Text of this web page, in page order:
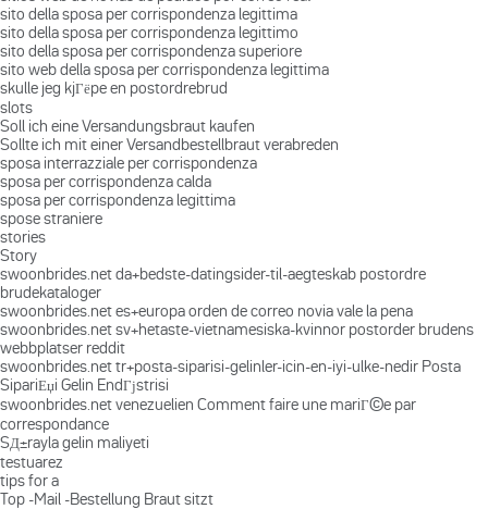
sito della sposa per corrispondenza legittima
sito della sposa per corrispondenza legittimo
sito della sposa per corrispondenza superiore
sito web della sposa per corrispondenza legittima
skulle jeg kjГёpe en postordrebrud
slots
Soll ich eine Versandungsbraut kaufen
Sollte ich mit einer Versandbestellbraut verabreden
sposa interrazziale per corrispondenza
sposa per corrispondenza calda
sposa per corrispondenza legittima
spose straniere
stories
Story
swoonbrides.net da+bedste-datingsider-til-aegteskab postordre
brudekataloger
swoonbrides.net es+europa orden de correo novia vale la pena
swoonbrides.net sv+hetaste-vietnamesiska-kvinnor postorder brudens
webbplatser reddit
swoonbrides.net tr+posta-siparisi-gelinler-icin-en-iyi-ulke-nedir Posta
SipariЕџi Gelin EndГјstrisi
swoonbrides.net venezuelien Comment faire une mariГ©e par
correspondance
SД±rayla gelin maliyeti
testuarez
tips for a
Top -Mail -Bestellung Braut sitzt